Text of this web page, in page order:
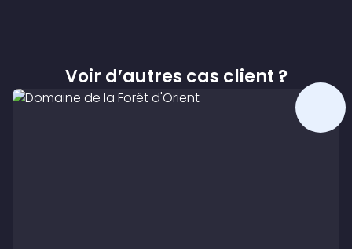
Voir d’autres cas client ?